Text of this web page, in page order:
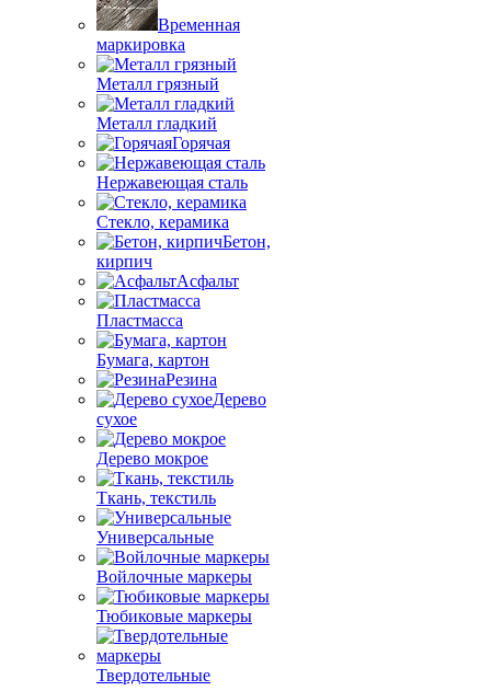
Временная
маркировка
Металл грязный
Металл гладкий
Горячая
Нержавеющая сталь
Стекло, керамика
Бетон,
кирпич
Асфальт
Пластмасса
Бумага, картон
Резина
Дерево
сухое
Дерево мокрое
Ткань, текстиль
Универсальные
Войлочные маркеры
Тюбиковые маркеры
Твердотельные